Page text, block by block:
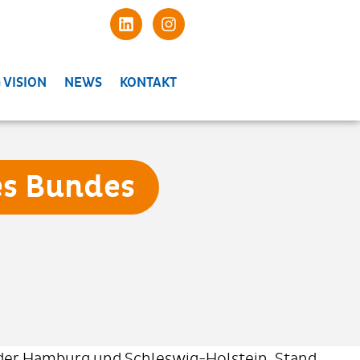
VISION NEWS KONTAKT
Bundes